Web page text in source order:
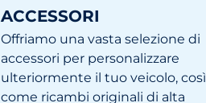
ACCESSORI
Offriamo una vasta selezione di
accessori per personalizzare
ulteriormente il tuo veicolo, così
come ricambi originali di alta